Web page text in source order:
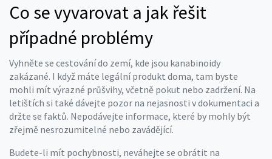
Co se vyvarovat a jak řešit
případné problémy
Vyhněte se cestování do zemí, kde jsou kanabinoidy
zakázané. I když máte legální produkt doma, tam byste
mohli mít výrazné průšvihy, včetně pokut nebo zadržení. Na
letištích si také dávejte pozor na nejasnosti v dokumentaci a
držte se faktů. Nepodávejte informace, které by mohly být
zřejmě nesrozumitelné nebo zavádějící.
Budete-li mít pochybnosti, neváhejte se obrátit na